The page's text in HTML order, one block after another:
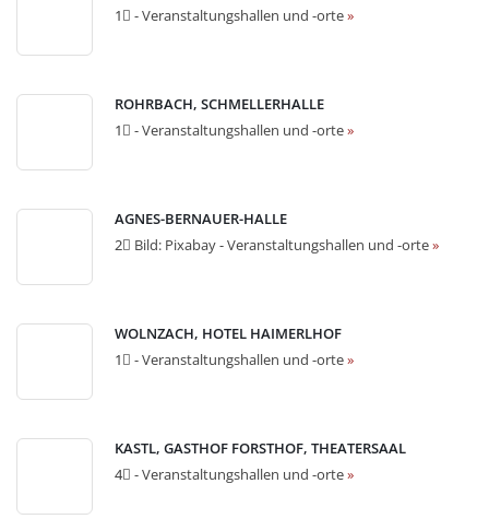
1⃣ - Veranstaltungshallen und -orte»
ROHRBACH, SCHMELLERHALLE
1⃣ - Veranstaltungshallen und -orte»
AGNES-BERNAUER-HALLE
2⃣ Bild: Pixabay - Veranstaltungshallen und -orte»
WOLNZACH, HOTEL HAIMERLHOF
1⃣ - Veranstaltungshallen und -orte»
KASTL, GASTHOF FORSTHOF, THEATERSAAL
4⃣ - Veranstaltungshallen und -orte»